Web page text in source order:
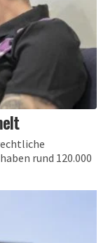
rund 120.000